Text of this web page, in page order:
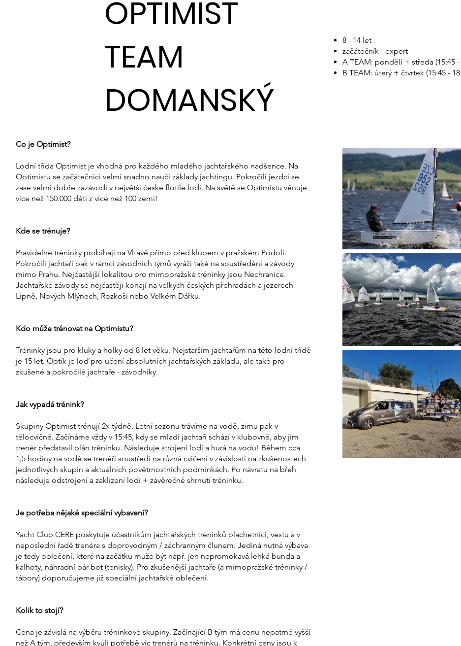
OPTIMIST
TEAM
DOMANSKÝ
8 - 14 let
začátečník - expert
A TEAM: pondělí + středa (15:45 -
B TEAM: úterý + čtvrtek (15:45 -
Co je Optimist?
Lodní třída Optimist je vhodná pro každého mladého jachtařského nadšence. Na
Optimistu se začátečníci velmi snadno naučí základy jachtingu. Pokročilí jezdci se
zase velmi dobře zazávodí v největší české flotile lodí. Na světě se Optimistu věnuje
více než 150.000 dětí z více než 100 zemí!
Kde se trénuje?
Pravidelné tréninky probíhají na Vltavě přímo před klubem v pražském Podolí.
Pokročilí jachtaři pak v rámci závodních týmů vyráží také na soustředění a závody
mimo Prahu. Nejčastější lokalitou pro mimopražské tréninky jsou Nechranice.
Jachtařské závody se nejčastěji konají na velkých českých přehradách a jezerech -
Lipně, Nových Mlýnech, Rozkoši nebo Velkém Dářku.
Kdo může trénovat na Optimistu?
Tréninky jsou pro kluky a holky od 8 let věku. Nejstarším jachtařům na této lodní třídě
je 15 let. Optík je loď pro učení absolutních jachtařských základů, ale také pro
zkušené a pokročilé jachtaře - závodníky.
Jak vypadá trénink?
Skupiny Optimist trénují 2x týdně. Letní sezonu trávíme na vodě, zimu pak v
tělocvičně. Začínáme vždy v 15:45, kdy se mladí jachtaři schází v klubovně, aby jim
trenér představil plán tréninku. Následuje strojení lodí a hurá na vodu! Během cca
1,5 hodiny na vodě se trenéři soustředí na různá cvičení v závislosti na zkušenostech
jednotlivých skupin a aktuálních povětrnostních podmínkách. Po návratu na břeh
následuje odstrojení a zaklizení lodí + závěrečné shrnutí tréninku.
Je potřeba nějaké speciální vybavení?
Yacht Club CERE poskytuje účastníkům jachtařských tréninků plachetnici, vestu a v
neposlední řadě trenéra s doprovodným / záchranným člunem. Jediná nutná výbava
je tedy oblečení, které na začátku může být např. jen nepromokavá lehká bunda a
kalhoty, náhradní pár bot (tenisky). Pro zkušenější jachtaře (a mimopražské tréninky /
tábory) doporučujeme již speciální jachtařské oblečení.
Kolik to stojí?
Cena je závislá na výběru tréninkové skupiny. Začínající B tým má cenu nepatrně vyšší
než A tým, především kvůli potřebě víc trenérů na tréninku. Konkrétní ceny jsou k